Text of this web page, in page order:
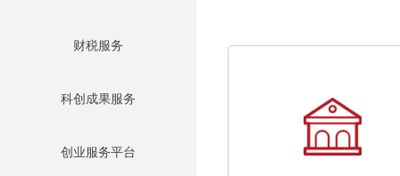
财税服务
科创成果服务
创业服务平台